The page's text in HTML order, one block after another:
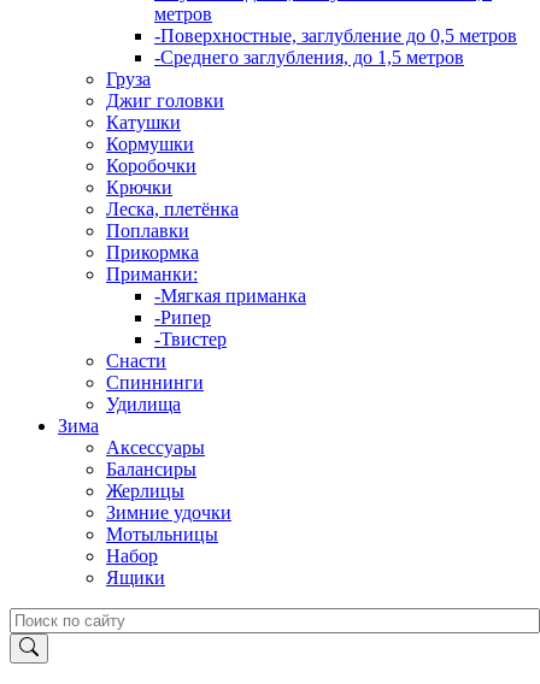
метров
-Поверхностные, заглубление до 0,5 метров
-Среднего заглубления, до 1,5 метров
Груза
Джиг головки
Катушки
Кормушки
Коробочки
Крючки
Леска, плетёнка
Поплавки
Прикормка
Приманки:
-Мягкая приманка
-Рипер
-Твистер
Снасти
Спиннинги
Удилища
Зима
Аксессуары
Балансиры
Жерлицы
Зимние удочки
Мотыльницы
Набор
Ящики